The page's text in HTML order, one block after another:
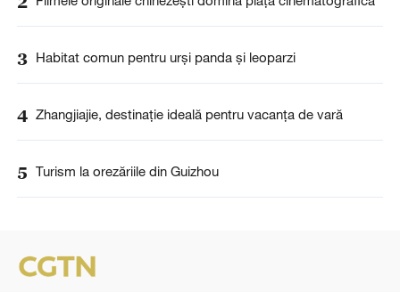
3 Habitat comun pentru urși panda și leoparzi
4 Zhangjiajie, destinație ideală pentru vacanța de vară
5 Turism la orezăriile din Guizhou